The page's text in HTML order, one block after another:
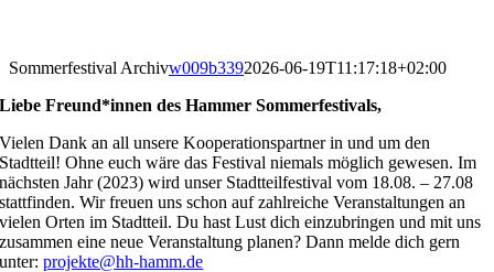
Sommerfestival Archivw009b3392026-06-19T11:17:18+02:00
Liebe Freund*innen des Hammer Sommerfestivals,
Vielen Dank an all unsere Kooperationspartner in und um den
Stadtteil! Ohne euch wäre das Festival niemals möglich gewesen. Im
nächsten Jahr (2023) wird unser Stadtteilfestival vom 18.08. – 27.08
stattfinden. Wir freuen uns schon auf zahlreiche Veranstaltungen an
vielen Orten im Stadtteil. Du hast Lust dich einzubringen und mit uns
zusammen eine neue Veranstaltung planen? Dann melde dich gern
unter:projekte@hh-hamm.de